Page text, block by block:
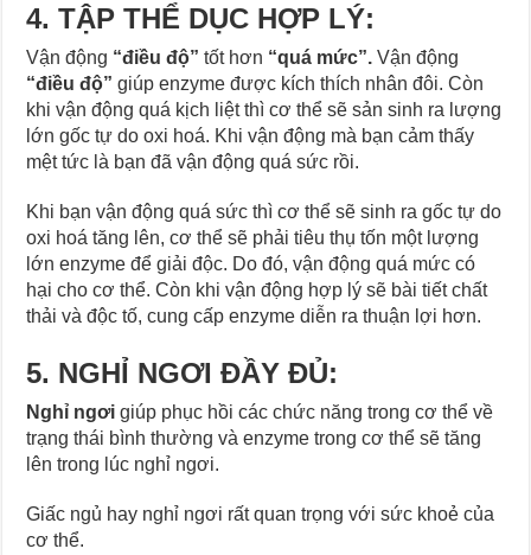
4. TẬP THỂ DỤC HỢP LÝ:
Vận động “điều độ”tốt hơn “quá mức”.Vận động
“điều độ”giúp enzyme được kích thích nhân đôi. Còn
khi vận động quá kịch liệt thì cơ thể sẽ sản sinh ra lượng
lớn gốc tự do oxi hoá. Khi vận động mà bạn cảm thấy
mệt tức là bạn đã vận động quá sức rồi.
Khi bạn vận động quá sức thì cơ thể sẽ sinh ra gốc tự do
oxi hoá tăng lên, cơ thể sẽ phải tiêu thụ tốn một lượng
lớn enzyme để giải độc. Do đó, vận động quá mức có
hại cho cơ thể. Còn khi vận động hợp lý sẽ bài tiết chất
thải và độc tố, cung cấp enzyme diễn ra thuận lợi hơn.
5. NGHỈ NGƠI ĐẦY ĐỦ:
Nghỉ ngơigiúp phục hồi các chức năng trong cơ thể về
trạng thái bình thường và enzyme trong cơ thể sẽ tăng
lên trong lúc nghỉ ngơi.
Giấc ngủ hay nghỉ ngơi rất quan trọng với sức khoẻ của
cơ thể.